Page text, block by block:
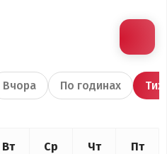
Вчора По годинах
Вт Ср Чт Пт